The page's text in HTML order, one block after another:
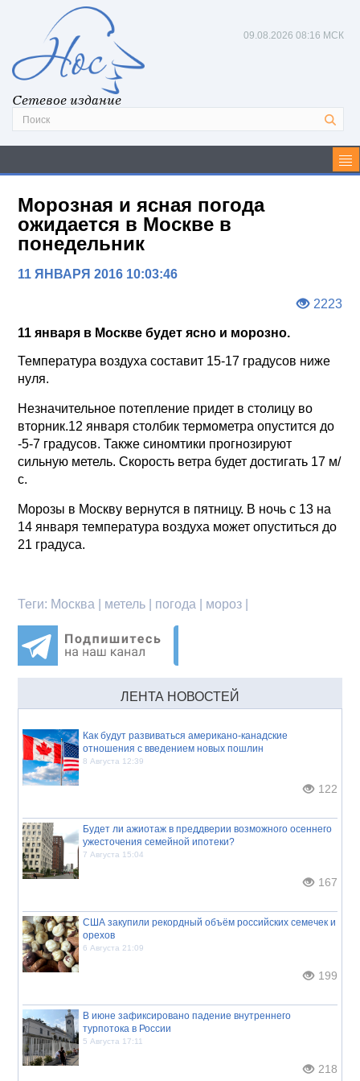
Сетевое издание
09.08.2026 08:16 МСК
Морозная и ясная погода
ожидается в Москве в
понедельник
11 ЯНВАРЯ 2016 10:03:46
2223
11 января в Москве будет ясно и морозно.
Температура воздуха составит 15-17 градусов ниже
нуля.
Незначительное потепление придет в столицу во
вторник.12 января столбик термометра опустится до
-5-7 градусов. Также синомтики прогнозируют
сильную метель. Скорость ветра будет достигать 17 м/
с.
Морозы в Москву вернутся в пятницу. В ночь с 13 на
14 января температура воздуха может опуститься до
21 градуса.
Теги: Москва | метель | погода | мороз |
ЛЕНТА НОВОСТЕЙ
Как будут развиваться американо-канадские
отношения с введением новых пошлин
8 Августа 12:39
122
Будет ли ажиотаж в преддверии возможного осеннего
ужесточения семейной ипотеки?
7 Августа 15:04
167
США закупили рекордный объём российских семечек и
орехов
6 Августа 21:09
199
В июне зафиксировано падение внутреннего
турпотока в России
5 Августа 17:11
218